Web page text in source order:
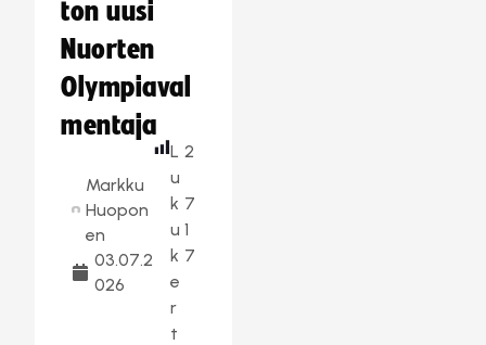
ton uusi
Nuorten
Olympiaval
mentaja
Markku
Huopon
en
03.07.2
026
L
u
k
u
k
e
r
t
2
7
1
7